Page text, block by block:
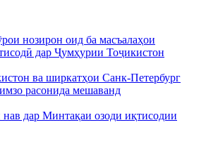
нозирон оид ба масъалаҳои
дар Ҷумҳурии Тоҷикистон
ва ширкатҳои Санк-Петербург
расонида мешаванд
дар Минтақаи озоди иқтисодии